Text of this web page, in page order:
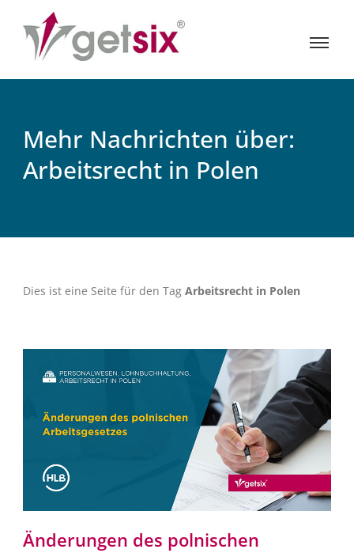
Mehr Nachrichten über:
Arbeitsrecht in Polen
Dies ist eine Seite für den Tag Arbeitsrecht in Polen
Änderungen des polnischen